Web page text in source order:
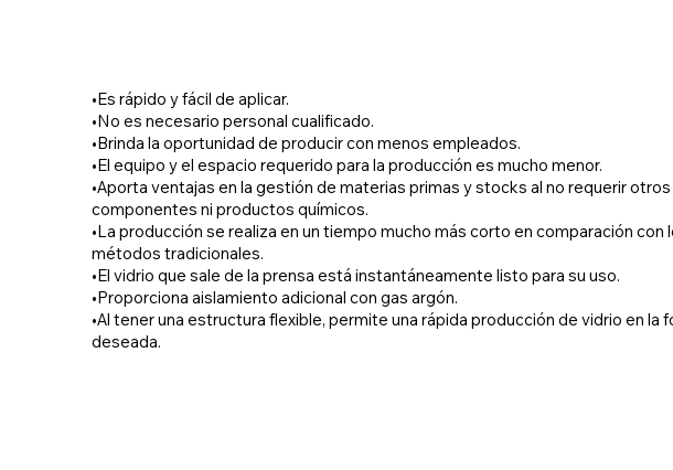
•Es rápido y fácil de aplicar.
•No es necesario personal cualificado.
•Brinda la oportunidad de producir con menos empleados.
•El equipo y el espacio requerido para la producción es mucho menor.
•Aporta ventajas en la gestión de materias primas y stocks al no requerir otros
componentes ni productos químicos.
•La producción se realiza en un tiempo mucho más corto en comparación con
métodos tradicionales.
•El vidrio que sale de la prensa está instantáneamente listo para su uso.
•Proporciona aislamiento adicional con gas argón.
•Al tener una estructura flexible, permite una rápida producción de vidrio en la
deseada.